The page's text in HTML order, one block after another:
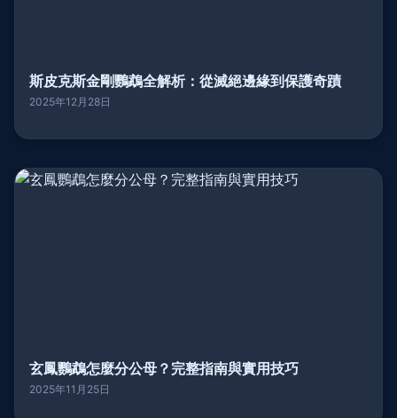
斯皮克斯金剛鸚鵡全解析：從滅絕邊緣到保護奇蹟
2025年12月28日
玄鳳鸚鵡怎麼分公母？完整指南與實用技巧
2025年11月25日